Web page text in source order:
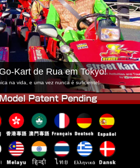
Tokyo Bay
Osaka
Kart de Rua em Tokyo!
na vida, e uma vez nunca é suficiente!